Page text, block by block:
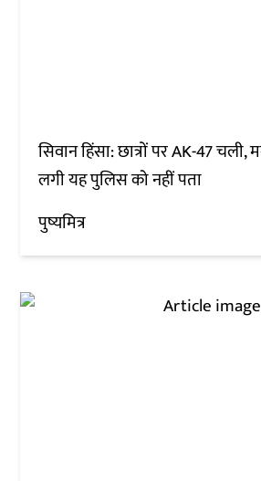
सिवान हिंसा: छात्रों पर AK-47
लगी यह पुलिस को नहीं पता
पुष्यमित्र